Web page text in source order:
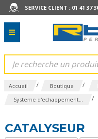
SERVICE CLIENT : 01 41 37
Accueil / Boutique /
Systeme d'echappement... /
CATALYSEUR